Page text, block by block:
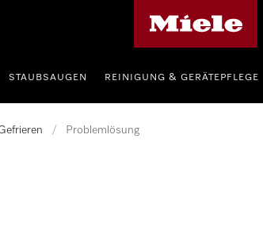
STAUBSAUGEN REINIGUNG & GERÄTEPFLEGE
/ Problemlösung